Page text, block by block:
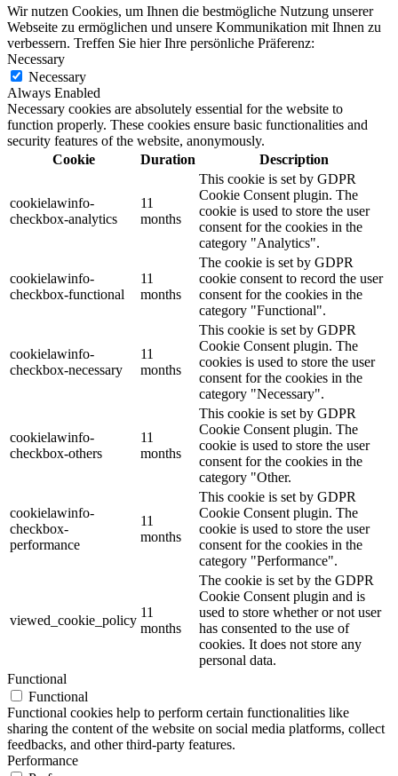
Wir nutzen Cookies, um Ihnen die bestmögliche Nutzung unserer
Webseite zu ermöglichen und unsere Kommunikation mit Ihnen zu
verbessern. Treffen Sie hier Ihre persönliche Präferenz:
Necessary
Necessary
Always Enabled
Necessary cookies are absolutely essential for the website to
function properly. These cookies ensure basic functionalities and
security features of the website, anonymously.
Cookie
Duration Description
cookielawinfo-
checkbox-analytics
11
months
This cookie is set by GDPR
Cookie Consent plugin. The
cookie is used to store the user
consent for the cookies in the
category "Analytics".
cookielawinfo-
checkbox-functional
11
months
The cookie is set by GDPR
cookie consent to record the user
consent for the cookies in the
category "Functional".
cookielawinfo-
checkbox-necessary
11
months
This cookie is set by GDPR
Cookie Consent plugin. The
cookies is used to store the user
consent for the cookies in the
category "Necessary".
cookielawinfo-
checkbox-others
11
months
This cookie is set by GDPR
Cookie Consent plugin. The
cookie is used to store the user
consent for the cookies in the
category "Other.
cookielawinfo-
checkbox-
performance
11
months
This cookie is set by GDPR
Cookie Consent plugin. The
cookie is used to store the user
consent for the cookies in the
category "Performance".
viewed_cookie_policy
11
months
The cookie is set by the GDPR
Cookie Consent plugin and is
used to store whether or not user
has consented to the use of
cookies. It does not store any
personal data.
Functional
Functional
Functional cookies help to perform certain functionalities like
sharing the content of the website on social media platforms, collect
feedbacks, and other third-party features.
Performance